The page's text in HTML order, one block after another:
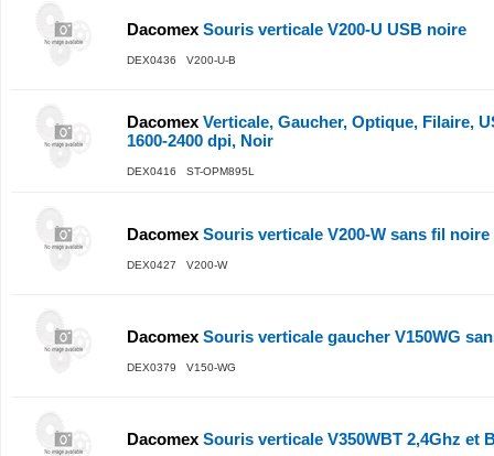
Dacomex Souris verticale V200-U USB noire
DEX0436 V200-U-B
Dacomex Verticale, Gaucher, Optique, Filaire,
1600-2400 dpi, Noir
DEX0416 ST-OPM895L
Dacomex Souris verticale V200-W sans fil noire
DEX0427 V200-W
Dacomex Souris verticale gaucher V150WG
DEX0379 V150-WG
Dacomex Souris verticale V350WBT 2,4Ghz et